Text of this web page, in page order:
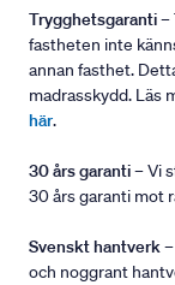
Trygghetsgaranti–
fastheten inte
annan fasthet.
madrasskydd. Läs
här.
30 års garanti– Vi
30 års garanti mot
Svenskt hantverk
och noggrant